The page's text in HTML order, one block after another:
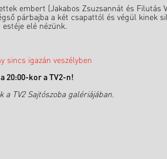
embert (Jakabos Zsuzsannát és Filutás
párbajba a két csapattól és végül kinek
estéje elé nézünk.
sincs igazán veszélyben
20:00-kor a TV2-n!
a TV2 Sajtószoba galériájában.